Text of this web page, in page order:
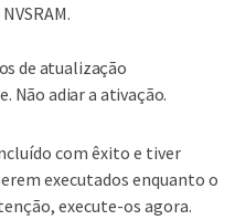
de atualização
Não adiar a ativação.
com êxito e tiver
executados enquanto o
execute-os agora.